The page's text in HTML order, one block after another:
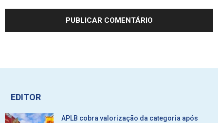
EDITOR
APLB cobra valorização da categoria após